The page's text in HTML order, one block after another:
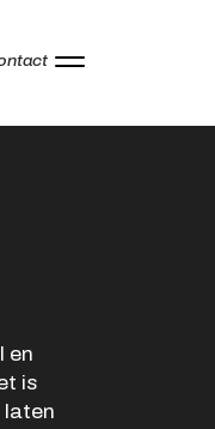
en
is
laten